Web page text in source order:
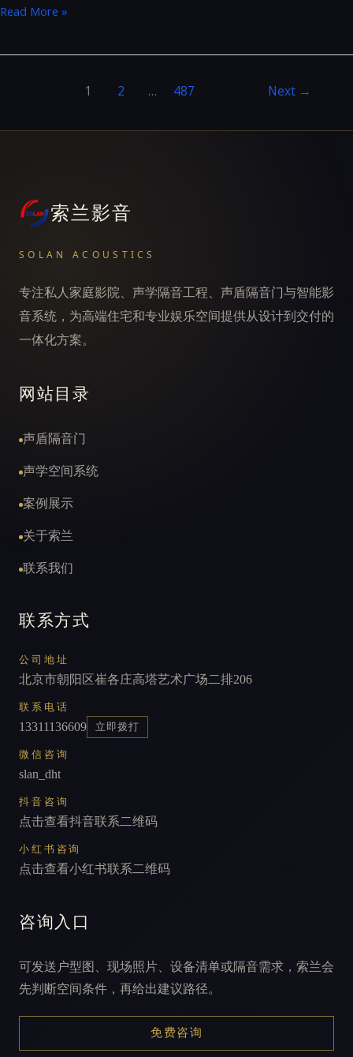
U4max
S10C
Read More »
1 2 … 487 Next →
索兰影音
SOLAN ACOUSTICS
专注私人家庭影院、声学隔音工程、声盾隔音门与智能影
音系统，为高端住宅和专业娱乐空间提供从设计到交付的
一体化方案。
网站目录
声盾隔音门
声学空间系统
案例展示
关于索兰
联系我们
联系方式
公司地址
北京市朝阳区崔各庄高塔艺术广场二排206
联系电话
13311136609 立即拨打
微信咨询
slan_dht
抖音咨询
点击查看抖音联系二维码
小红书咨询
点击查看小红书联系二维码
咨询入口
可发送户型图、现场照片、设备清单或隔音需求，索兰会
先判断空间条件，再给出建议路径。
免费咨询